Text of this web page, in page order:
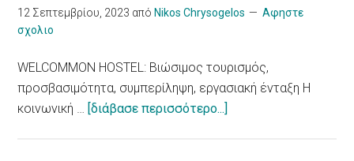
έρευνα/
an
Increased
Risk
12 Σεπτεμβρίου, 2023 από Nikos Chrysogelos
Αφηστε
σχολιο
WELCOMMON HOSTEL: Βιώσιμος τουρισμός,
προσβασιμότητα, συμπερίληψη, εργασιακή ένταξη Η
κοινωνική … [διάβασε περισσότερο...]